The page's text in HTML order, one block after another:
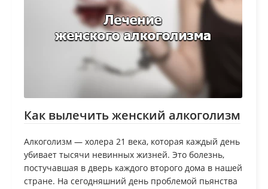
Как вылечить женский алкоголизм
Алкоголизм — холера 21 века, которая каждый день
убивает тысячи невинных жизней. Это болезнь,
постучавшая в дверь каждого второго дома в нашей
стране. На сегодняшний день проблемой пьянства